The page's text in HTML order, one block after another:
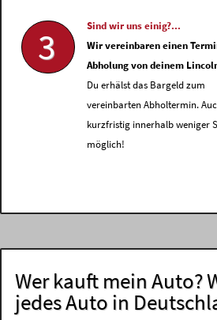
3
Sind wir uns einig?...
Wir vereinbaren einen
Abholung von deinem
Du erhälst das Bargeld zum
vereinbarten Abholtermin.
kurzfristig innerhalb weniger
möglich!
Wer kauft mein Auto?
jedes Auto in